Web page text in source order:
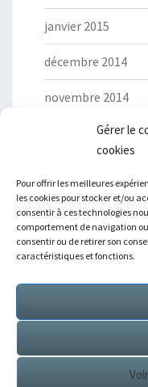
Gérer le
cookies
Pour offrir les meilleures
les cookies pour stocker et/ou
consentir à ces technologies
comportement de navigation
consentir ou de retirer son
caractéristiques et fonctions.
janvier 2015
décembre 2014
novembre 2014
Catégories
Ciné-club
Derniers articles
Fièrement